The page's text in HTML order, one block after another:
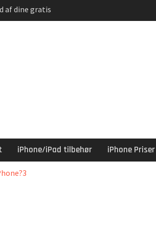
af dine gratis
iPhone/iPad tilbehør iPhone Priser